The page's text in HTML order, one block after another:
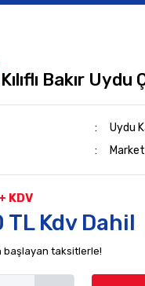
Bakır
Uydu
KDV
TL Kdv Dahil
başlayan taksitlerle!